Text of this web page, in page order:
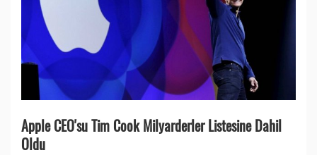
Apple CEO'su Tim Cook Milyarderler Listesine Dahil
Oldu